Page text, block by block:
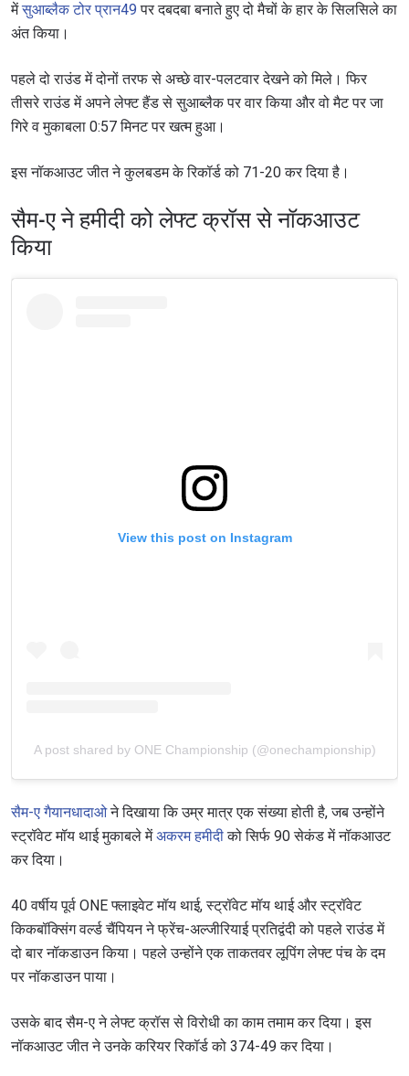
मेंसुआब्लैक टोर प्रान49 पर दबदबा बनाते हुए दो मैचों के हार के सिलसिले का
अंत किया।
पहले दो राउंड में दोनों तरफ से अच्छे वार-पलटवार देखने को मिले। फिर
तीसरे राउंड में अपने लेफ्ट हैंड से सुआब्लैक पर वार किया और वो मैट पर जा
गिरे व मुकाबला 0:57 मिनट पर खत्म हुआ।
इस नॉकआउट जीत ने कुलबडम के रिकॉर्ड को 71-20 कर दिया है।
सैम-ए ने हमीदी को लेफ्ट क्रॉस से नॉकआउट
किया
View this post on Instagram
A post shared by ONE Championship (@onechampionship)
सैम-ए गैयानधादाओने दिखाया कि उम्र मात्र एक संख्या होती है, जब उन्होंने
स्ट्रॉवेट मॉय थाई मुकाबले मेंअकरम हमीदीको सिर्फ 90 सेकंड में नॉकआउट
कर दिया।
40 वर्षीय पूर्व ONE फ्लाइवेट मॉय थाई, स्ट्रॉवेट मॉय थाई और स्ट्रॉवेट
किकबॉक्सिंग वर्ल्ड चैंपियन ने फ्रेंच-अल्जीरियाई प्रतिद्वंदी को पहले राउंड में
दो बार नॉकडाउन किया। पहले उन्होंने एक ताकतवर लूपिंग लेफ्ट पंच के दम
पर नॉकडाउन पाया।
उसके बाद सैम-ए ने लेफ्ट क्रॉस से विरोधी का काम तमाम कर दिया। इस
नॉकआउट जीत ने उनके करियर रिकॉर्ड को 374-49 कर दिया।